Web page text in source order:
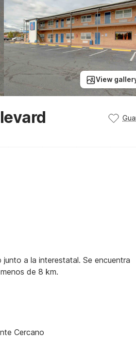
View
a la interestatal. Se encuentra
de 8 km.
Cercano